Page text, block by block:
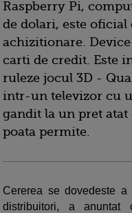
Raspberry Pi,
de dolari, este
achizitionare.
carti de credit. Este
ruleze jocul 3D -
intr-un televizor cu
gandit la un pret
poata permite.
Cererea se dovedeste
distribuitori, a